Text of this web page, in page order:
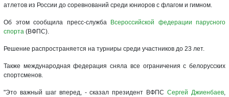
атлетов из России до соревнований среди юниоров с флагом и гимном.
Об этом сообщила пресс-служба
Всероссийской федерации парусного
спорта (ВФПС).
Решение распространяется на турниры среди участников до 23 лет.
Также международная федерация сняла все ограничения с белорусских
спортсменов.
"Это важный шаг вперед, - сказал президент ВФПССергей Джиенбаев,